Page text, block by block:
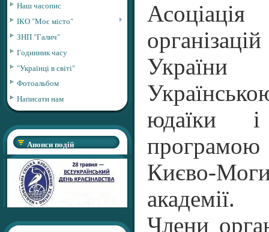
Наш часопис
ІКО "Моє місто"
ЗНП "Галич"
Годинник часу
"Українці в світі"
Фотоальбом
Написати нам
Анонси подій
юдаїки і
Києво-
академії.
Члени